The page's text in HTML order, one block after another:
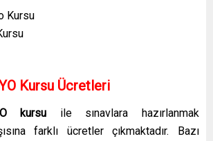
Kursu Ücretleri
kursu ile sınavlara hazırlanmak
farklı ücretler çıkmaktadır. Bazı